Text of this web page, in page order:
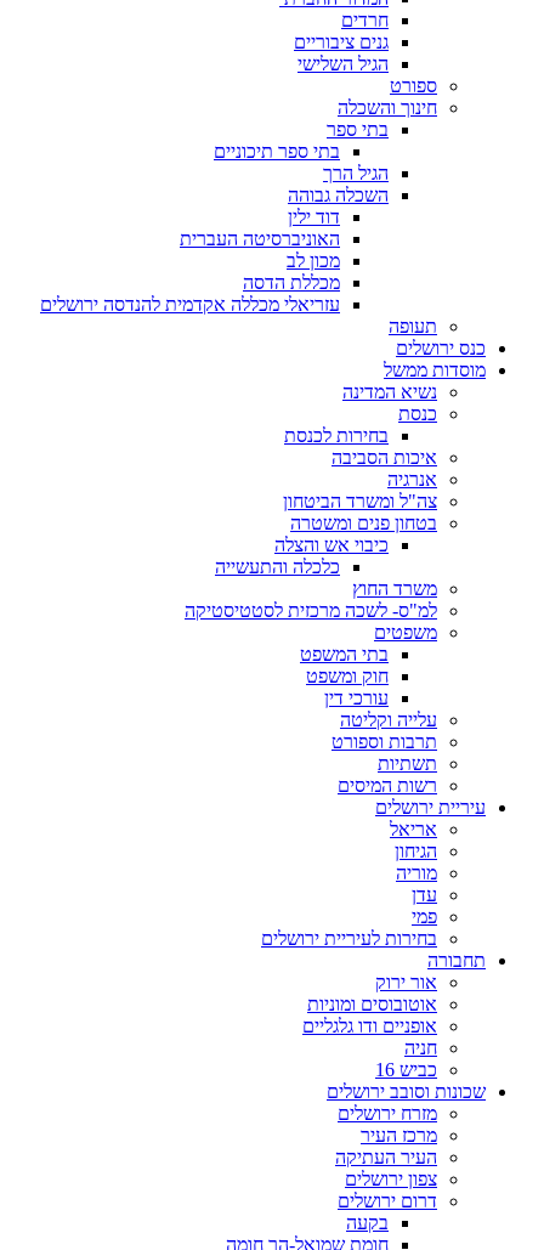
חרדים
גנים ציבוריים
הגיל השלישי
ספורט
חינוך והשכלה
בתי ספר
בתי ספר תיכוניים
הגיל הרך
השכלה גבוהה
דוד ילין
האוניברסיטה העברית
מכון לב
מכללת הדסה
עזריאלי מכללה אקדמית להנדסה ירושלים
תעופה
כנס ירושלים
מוסדות ממשל
נשיא המדינה
כנסת
בחירות לכנסת
איכות הסביבה
אנרגיה
צה"ל ומשרד הביטחון
בטחון פנים ומשטרה
כיבוי אש והצלה
כלכלה והתעשייה
משרד החוץ
למ"ס- לשכה מרכזית לסטטיסטיקה
משפטים
בתי המשפט
חוק ומשפט
עורכי דין
עלייה וקליטה
תרבות וספורט
תשתיות
רשות המיסים
עיריית ירושלים
אריאל
הגיחון
מוריה
עדן
פמי
בחירות לעיריית ירושלים
תחבורה
אור ירוק
אוטובוסים ומוניות
אופניים ודו גלגליים
חניה
כביש 16
שכונות וסובב ירושלים
מזרח ירושלים
מרכז העיר
העיר העתיקה
צפון ירושלים
דרום ירושלים
בקעה
חומת שמואל-הר חומה